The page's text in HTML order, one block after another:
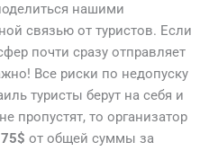
нашими
связью от туристов. Если
почти сразу отправляет
Все риски по недопуску
туристы берут на себя и
пропустят, то организатор
75$ от общей суммы за